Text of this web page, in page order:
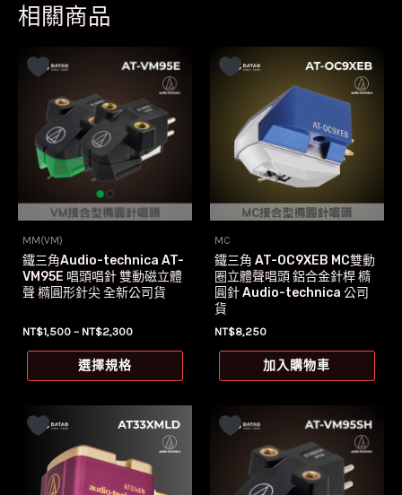
相關商品
MM(VM)
鐵三角Audio-technica AT-
VM95E 唱頭唱針 雙動磁立體
聲 橢圓形針尖 全新公司貨
NT$1,500 – NT$2,300價
到
選擇規格
此
產
品
有
多
MC
鐵三角 AT-OC9XEB MC雙動
圈立體聲唱頭 鋁合金針桿 橢
圓針 Audio-technica 公司
貨
NT$8,250
加入購物車